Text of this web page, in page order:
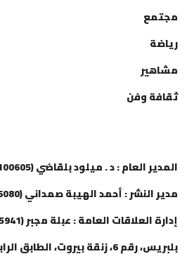
مجتمع
رياضة
مشاهير
ثقافة وفن
المدير العام : د . ميلود بلقاضي (0661100605)
مدير النشر : أحمد الهيبة صمداني (0659506080)
إدارة العلاقات العامة : عبلة مجبر (0707315941)